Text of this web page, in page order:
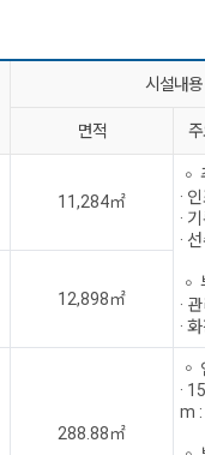
시설내용
면적
11,284㎡
◦
·
·
·
◦
·
·
12,898㎡
288.88㎡
◦
·
m :